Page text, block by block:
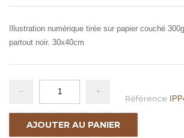
Illustration numérique tirée sur papier couché
partout noir. 30x40cm
AJOUTER AU PANIER
Référence